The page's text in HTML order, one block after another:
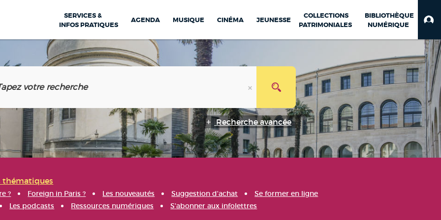
SERVICES &
INFOS PRATIQUES
AGENDA MUSIQUE CINÉMA JEUNESSE
COLLECTIONS
PATRIMONIALES
BIBLIOTHÈQUE
NUMÉRIQUE
Recherche avancée
thématiques
? Foreign in Paris ? Les nouveautés Suggestion d'achat
Se former en ligne
Les podcasts Ressources numériques S'abonner aux infolettres